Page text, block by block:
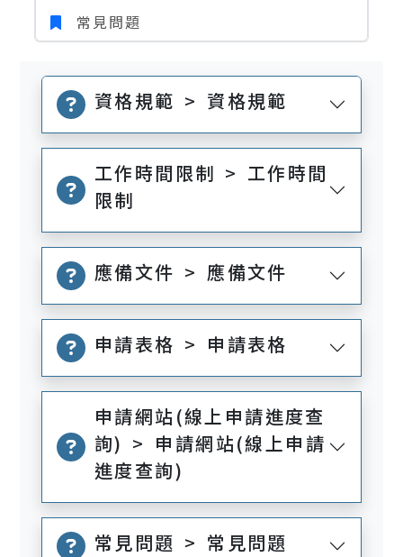
常見問題
資格規範 > 資格規範
工作時間限制 > 工作時間
限制
應備文件 > 應備文件
申請表格 > 申請表格
申請網站(線上申請進度查
詢) > 申請網站(線上申請
進度查詢)
常見問題 > 常見問題